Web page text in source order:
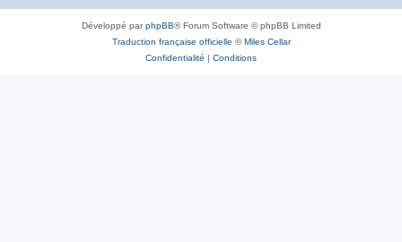
Développé parphpBB® Forum Software © phpBB Limited
Traduction française officielle ©Miles Cellar
Confidentialité | Conditions